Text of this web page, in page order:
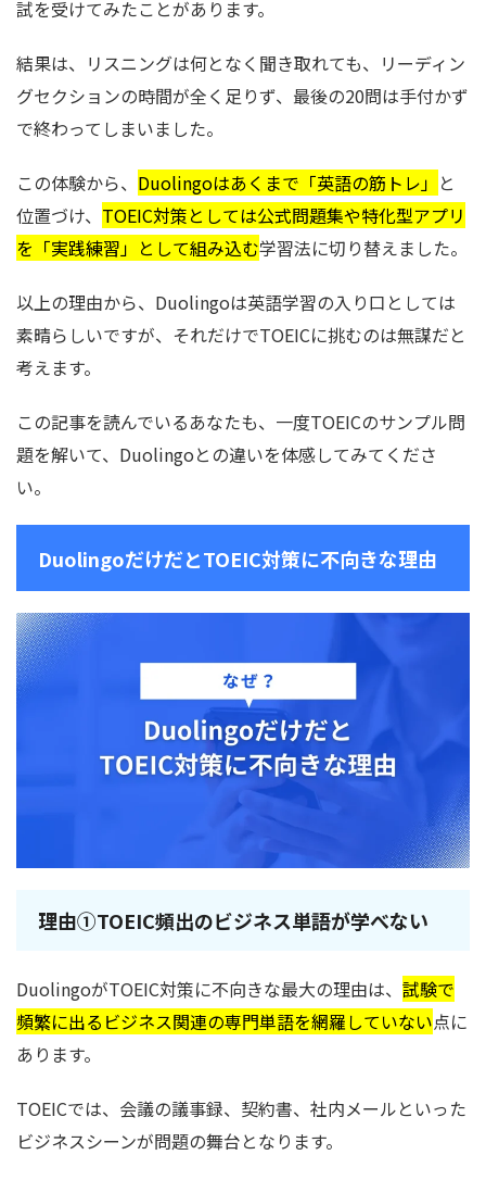
試を受けてみたことがあります。
結果は、リスニングは何となく聞き取れても、リーディン
グセクションの時間が全く足りず、最後の20問は手付かず
で終わってしまいました。
この体験から、 Duolingoはあくまで「英語の筋トレ」 と
位置づけ、 TOEIC対策としては公式問題集や特化型アプリ
を「実践練習」として組み込む学習法に切り替えました。
以上の理由から、Duolingoは英語学習の入り口としては
素晴らしいですが、それだけでTOEICに挑むのは無謀だと
考えます。
この記事を読んでいるあなたも、一度TOEICのサンプル問
題を解いて、Duolingoとの違いを体感してみてくださ
い。
DuolingoだけだとTOEIC対策に不向きな理由
理由①TOEIC頻出のビジネス単語が学べない
DuolingoがTOEIC対策に不向きな最大の理由は、 試験で
頻繁に出るビジネス関連の専門単語を網羅していない点に
あります。
TOEICでは、会議の議事録、契約書、社内メールといった
ビジネスシーンが問題の舞台となります。